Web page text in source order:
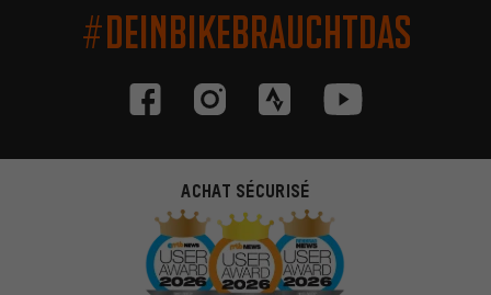
#DEINBIKEBRAUCHTDAS
ACHAT SÉCURISÉ